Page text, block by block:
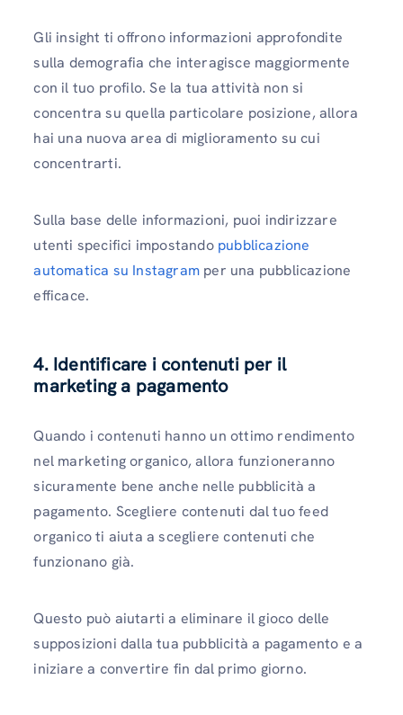
Gli insight ti offrono informazioni approfondite
sulla demografia che interagisce maggiormente
con il tuo profilo. Se la tua attività non si
concentra su quella particolare posizione, allora
hai una nuova area di miglioramento su cui
concentrarti.
Sulla base delle informazioni, puoi indirizzare
utenti specifici impostando pubblicazione
automatica su Instagram per una pubblicazione
efficace.
4. Identificare i contenuti per il
marketing a pagamento
Quando i contenuti hanno un ottimo rendimento
nel marketing organico, allora funzioneranno
sicuramente bene anche nelle pubblicità a
pagamento. Scegliere contenuti dal tuo feed
organico ti aiuta a scegliere contenuti che
funzionano già.
Questo può aiutarti a eliminare il gioco delle
supposizioni dalla tua pubblicità a pagamento e a
iniziare a convertire fin dal primo giorno.